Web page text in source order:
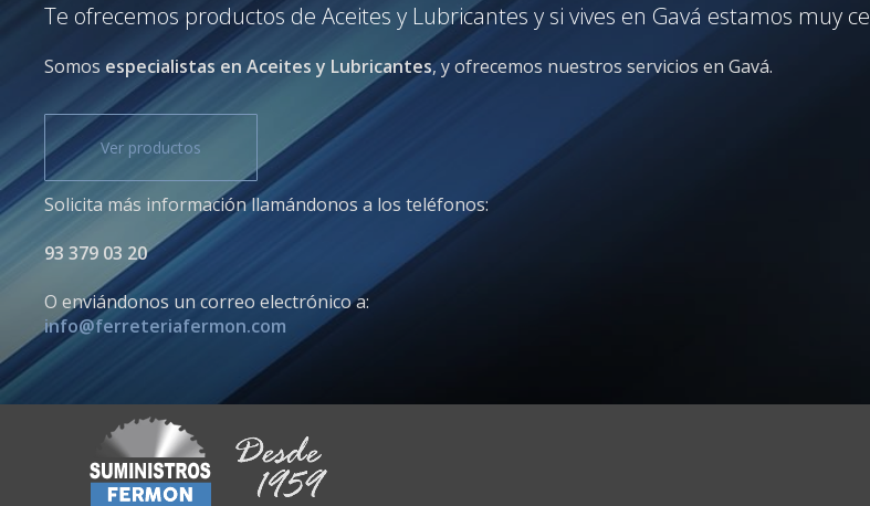
Te ofrecemos productos de Aceites y Lubricantes y si vives en Gavá estamos muy
Somos especialistas en Aceites y Lubricantes, y ofrecemos nuestros servicios en Gavá.
Ver productos
Solicita más información llamándonos a los teléfonos:
93 379 03 20
O enviándonos un correo electrónico a:
info@ferreteriafermon.com